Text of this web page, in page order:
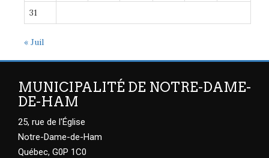
31
« Juil
MUNICIPALITÉ DE NOTRE-DAME-
DE-HAM
25, rue de l'Église
Notre-Dame-de-Ham
Québec, G0P 1C0